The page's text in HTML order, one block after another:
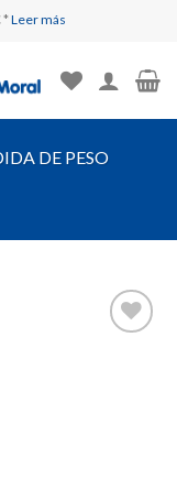
* Leer más
DE PESO